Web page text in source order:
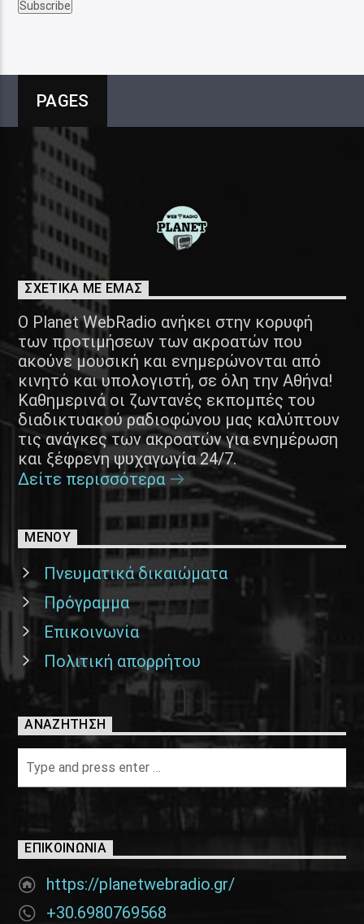
PAGES
ΣΧΕΤΙΚΑ ΜΕ ΕΜΑΣ
Ο Planet WebRadio ανήκει στην κορυφή
των προτιμήσεων των ακροατών που
ακούνε μουσική και ενημερώνονται από
κινητό και υπολογιστή, σε όλη την Αθήνα!
Καθημερινά οι ζωντανές εκπομπές του
διαδικτυακού ραδιοφώνου μας καλύπτουν
τις ανάγκες των ακροατών για ενημέρωση
και ξέφρενη ψυχαγωγία 24/7.
Δείτε περισσότερα
ΜΕΝΟΥ
Πνευματικά δικαιώματα
Πρόγραμμα
Επικοινωνία
Πολιτική απορρήτου
ΑΝΑΖΉΤΗΣΗ
ΕΠΙΚΟΙΝΩΝΊΑ
https://planetwebradio.gr/
+30.6980769568